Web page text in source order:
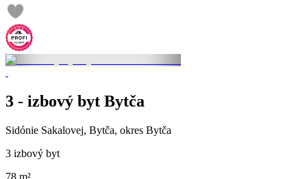
3 - izbový byt Bytča
Sidónie Sakalovej, Bytča, okres Bytča
3 izbový byt
78 m²